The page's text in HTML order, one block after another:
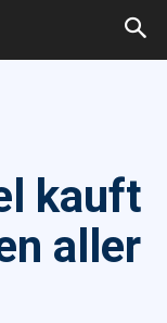
kauft
aller